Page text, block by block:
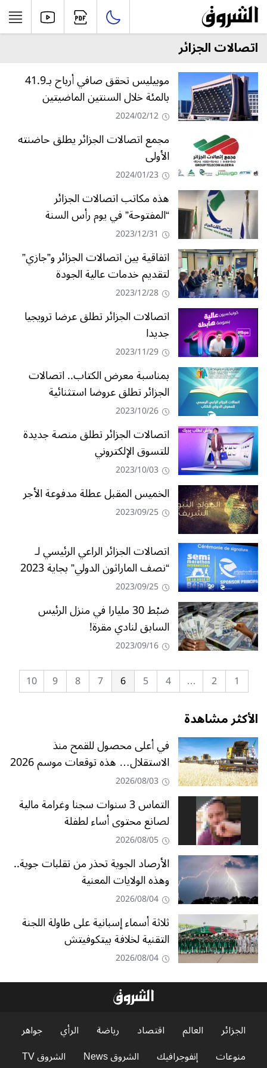
اتصالات الجزائر
موبيليس تحقق صافي أرباح بـ41.9
بالمئة خلال السنتين الماضيتين
2024/02/12
مجمع اتصالات الجزائر يطلق حاضنته
الأولى
2024/01/23
هذه مكاتب اتصالات الجزائر
“المفتوحة” في يوم رأس السنة
2023/12/31
اتفاقية بين اتصالات الجزائر و”جازي”
لتقديم خدمات عالية الجودة
2023/12/28
اتصالات الجزائر تطلق عرضا ترويجيا
جديدا
2023/11/29
بمناسبة معرض الكتاب.. اتصالات
الجزائر تطلق عروضا استثنائية
2023/10/26
اتصالات الجزائر تطلق منصة جديدة
للتسوق الإلكتروني
2023/10/03
الخميس المقبل عطلة مدفوعة الأجر
2023/09/25
اتصالات الجزائر الراعي الرئيسي لـ
“نصف الماراثون الدولي” بجاية 2023
2023/09/25
ضبْط 30 مليارا في منزل الرئيس
السابق لنادي مقرة!
2023/09/16
1
2
…
4
5
6
7
8
9
10
الأكثر مشاهدة
في أعلى محصول للقمح منذ
الاستقلال… هذه توقعات موسم 2026
2026/08/03
التماس 3 سنوات سجنا وغرامة مالية
لصانع محتوى أساء لطفلة
2026/08/05
الأرصاد الجوية تحذر من تقلبات جوية..
وهذه الولايات المعنية
2026/08/04
ثلاثة أسماء إسبانية على طاولة اللجنة
التقنية لخلافة بيتكوفيتش
2026/08/04
الجزائر العالم اقتصاد رياضة الرأي
جواهر
منوعات
إنفوجرافيك الشروق News الشروق TV